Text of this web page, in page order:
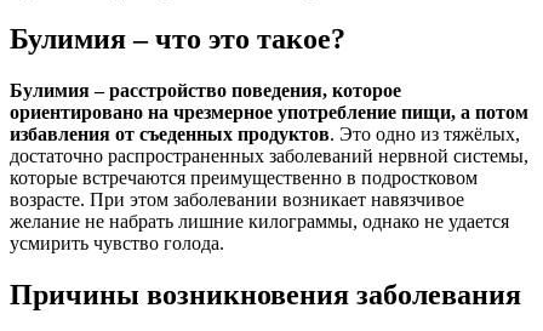
Булимия – что это такое?
Булимия – расстройство поведения, которое
ориентировано на чрезмерное употребление пищи, а потом
избавления от съеденных продуктов. Это одно из тяжёлых,
достаточно распространенных заболеваний нервной системы,
которые встречаются преимущественно в подростковом
возрасте. При этом заболевании возникает навязчивое
желание не набрать лишние килограммы, однако не удается
усмирить чувство голода.
Причины возникновения заболевания